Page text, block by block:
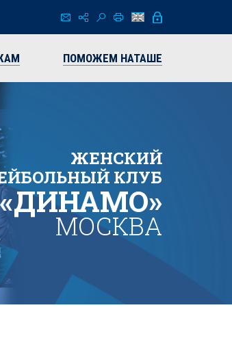
ПОМОЖЕМ НАТАШЕ
ЖЕНСКИЙ
КЛУБ
«ДИНАМО»
МОСКВА